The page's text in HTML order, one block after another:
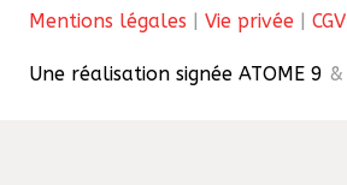
Mentions légales | Vie privée | CGV
Une réalisation signée ATOME 9 &